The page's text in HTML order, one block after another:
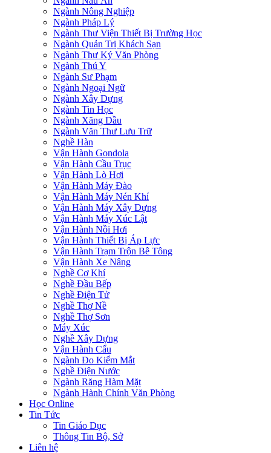
Ngành Nông Nghiệp
Ngành Pháp Lý
Ngành Thư Viện Thiết Bị Trường Học
Ngành Quản Trị Khách Sạn
Ngành Thư Ký Văn Phòng
Ngành Thú Y
Ngành Sư Phạm
Ngành Ngoại Ngữ
Ngành Xây Dựng
Ngành Tin Học
Ngành Xăng Dầu
Ngành Văn Thư Lưu Trữ
Nghề Hàn
Vận Hành Gondola
Vận Hành Cầu Trục
Vận Hành Lò Hơi
Vận Hành Máy Đào
Vận Hành Máy Nén Khí
Vận Hành Máy Xây Dựng
Vận Hành Máy Xúc Lật
Vận Hành Nồi Hơi
Vận Hành Thiết Bị Áp Lực
Vận Hành Trạm Trộn Bê Tông
Vận Hành Xe Nâng
Nghề Cơ Khí
Nghề Đầu Bếp
Nghề Điện Tử
Nghề Thợ Nề
Nghề Thợ Sơn
Máy Xúc
Nghề Xây Dựng
Vận Hành Cẩu
Ngành Đo Kiểm Mắt
Nghề Điện Nước
Ngành Răng Hàm Mặt
Ngành Hành Chính Văn Phòng
Học Online
Tin Tức
Tin Giáo Dục
Thông Tin Bộ, Sở
Liên hệ